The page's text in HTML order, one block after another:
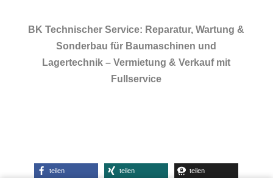
BK Technischer Service: Reparatur, Wartung &
Sonderbau für Baumaschinen und
Lagertechnik – Vermietung & Verkauf mit
Fullservice
teilen teilen teilen